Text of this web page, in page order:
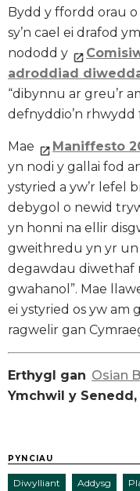
Bydd y ffordd orau
sy’n cael ei drafod
nododd y
adroddiad
“dibynnu ar greu’r
defnyddio’n rhwydd
Mae
Maniffesto
yn nodi y gallai fod
ystyried a yw’r lefel
debygol o newid
yn honni na ellir
gweithredu yn yr un
degawdau diwethaf
gwahanol”. Mae
ei ystyried os yw am
ragwelir gan
Erthygl gan Osian
Ymchwil y
PYNCIAU
Diwylliant Addysg